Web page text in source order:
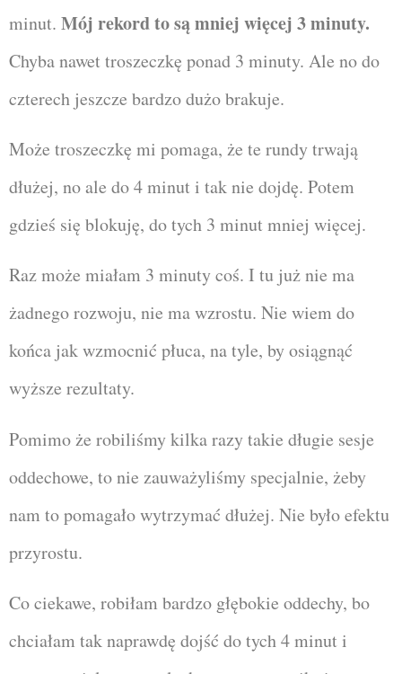
minut. Mój rekord to są mniej więcej 3 minuty.
Chyba nawet troszeczkę ponad 3 minuty. Ale no do
czterech jeszcze bardzo dużo brakuje.
Może troszeczkę mi pomaga, że te rundy trwają
dłużej, no ale do 4 minut i tak nie dojdę. Potem
gdzieś się blokuję, do tych 3 minut mniej więcej.
Raz może miałam 3 minuty coś. I tu już nie ma
żadnego rozwoju, nie ma wzrostu. Nie wiem do
końca jak wzmocnić płuca, na tyle, by osiągnąć
wyższe rezultaty.
Pomimo że robiliśmy kilka razy takie długie sesje
oddechowe, to nie zauważyliśmy specjalnie, żeby
nam to pomagało wytrzymać dłużej. Nie było efektu
przyrostu.
Co ciekawe, robiłam bardzo głębokie oddechy, bo
chciałam tak naprawdę dojść do tych 4 minut i